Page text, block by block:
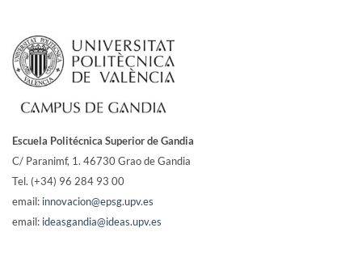
Escuela Politécnica Superior de Gandia
C/ Paranimf, 1. 46730 Grao de Gandia
Tel. (+34) 96 284 93 00
email: innovacion@epsg.upv.es
email: ideasgandia@ideas.upv.es